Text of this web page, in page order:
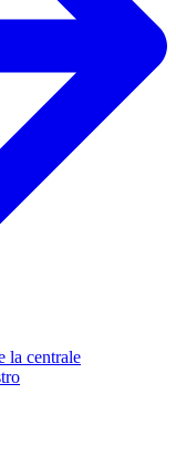
la centrale